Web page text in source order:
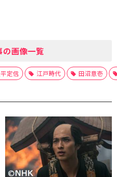
の画像一覧
定信 江戸時代 田沼意壱